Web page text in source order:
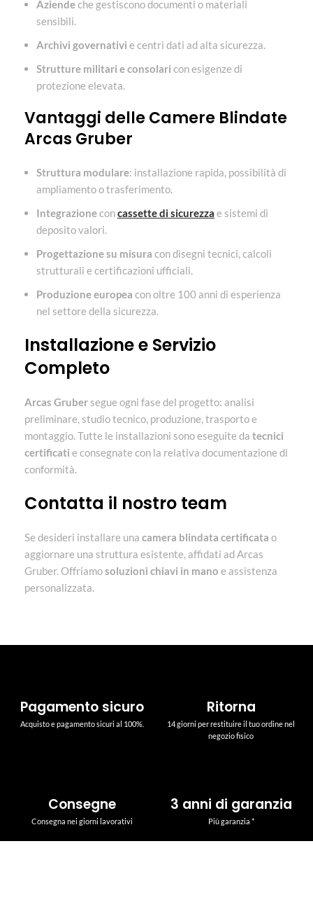
Aziendeche gestiscono documenti o materiali
sensibili.
Archivi governativi e centri dati ad alta sicurezza.
Strutture militari e consolari con esigenze di
protezione elevata.
Vantaggi delle Camere Blindate
Arcas Gruber
Struttura modulare: installazione rapida, possibilità di
ampliamento o trasferimento.
Integrazioneconcassette di sicurezza e sistemi di
deposito valori.
Progettazione su misura con disegni tecnici, calcoli
strutturali e certificazioni ufficiali.
Produzione europea con oltre 100 anni di esperienza
nel settore della sicurezza.
Installazione e Servizio
Completo
Arcas Grubersegue ogni fase del progetto: analisi
preliminare, studio tecnico, produzione, trasporto e
montaggio. Tutte le installazioni sono eseguite da tecnici
certificati e consegnate con la relativa documentazione di
conformità.
Contatta il nostro team
Se desideri installare una camera blindata certificata o
aggiornare una struttura esistente, affidati ad Arcas
Gruber. Offriamosoluzioni chiavi in mano e assistenza
personalizzata.
Pagamento sicuro
Acquisto e pagamento sicuri al 100%.
Ritorna
14 giorni per restituire il tuo ordine nel
negozio fisico
Consegne
Consegna nei giorni lavorativi
3 anni di garanzia
Più garanzia *